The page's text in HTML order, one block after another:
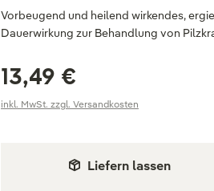
Vorbeugend und heilend wirkendes,
Dauerwirkung zur Behandlung von
13,49 €
inkl. MwSt. zzgl. Versandkosten
Liefern lassen